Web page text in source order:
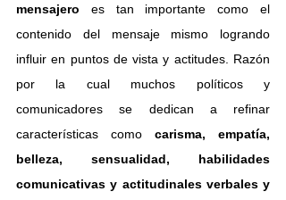
mensajero es tan importante como el
contenido del mensaje mismo logrando
influir en puntos de vista y actitudes. Razón
por la cual muchos políticos y
comunicadores se dedican a refinar
características como carisma, empatía,
belleza, sensualidad, habilidades
comunicativas y actitudinales verbales y